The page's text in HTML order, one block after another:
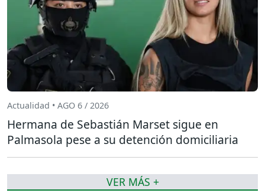
Actualidad • AGO 6 / 2026
Hermana de Sebastián Marset sigue en
Palmasola pese a su detención domiciliaria
VER MÁS +